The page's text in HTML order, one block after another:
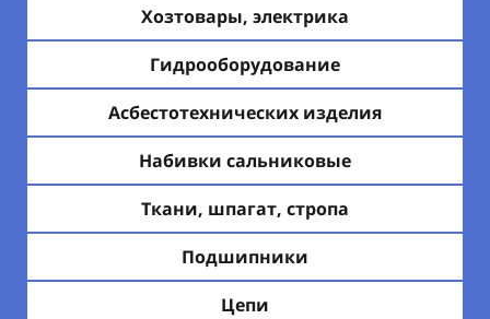
Хозтовары, электрика
Гидрооборудование
Асбестотехнических изделия
Набивки сальниковые
Ткани, шпагат, стропа
Подшипники
Цепи